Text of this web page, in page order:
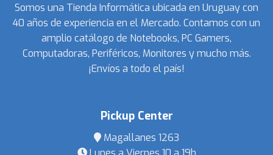
Somos una Tienda Informática ubicada en Uruguay con
40 años de experiencia en el Mercado. Contamos con un
amplio catálogo de Notebooks, PC Gamers,
Computadoras, Periféricos, Monitores y mucho más.
¡Envíos a todo el país!
Pickup Center
Magallanes 1263